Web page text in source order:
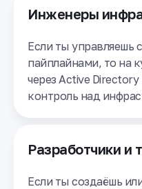
Инженеры
Если ты управляешь
пайплайнами, то на
через Active
контроль над
Разработчики и
Если ты создаёшь